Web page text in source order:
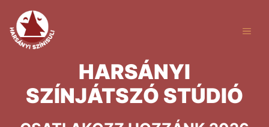
Kilépés
tartalomba
HARSÁNYI
SZÍNJÁTSZÓ STÚDIÓ